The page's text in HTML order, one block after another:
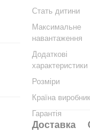
Стать дитини
Максимальне
навантаження
Додаткові
характеристики
Розміри
Країна виробник
Гарантія
Доставка